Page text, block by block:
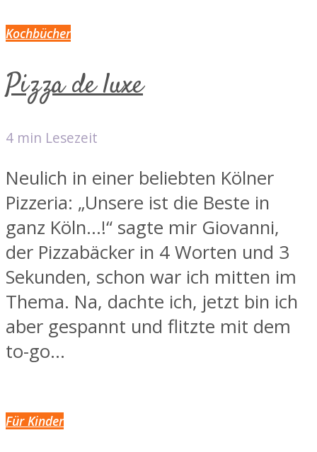
Kochbücher
Pizza de luxe
4 min Lesezeit
Neulich in einer beliebten Kölner
Pizzeria: „Unsere ist die Beste in
ganz Köln…!“ sagte mir Giovanni,
der Pizzabäcker in 4 Worten und 3
Sekunden, schon war ich mitten im
Thema. Na, dachte ich, jetzt bin ich
aber gespannt und flitzte mit dem
to-go...
Für Kinder